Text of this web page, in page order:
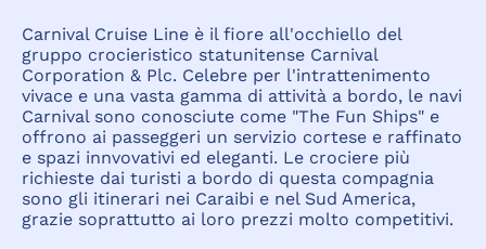
Carnival Cruise Line è il fiore all'occhiello del
gruppo crocieristico statunitense Carnival
Corporation & Plc. Celebre per l'intrattenimento
vivace e una vasta gamma di attività a bordo, le navi
Carnival sono conosciute come "The Fun Ships" e
offrono ai passeggeri un servizio cortese e raffinato
e spazi innvovativi ed eleganti. Le crociere più
richieste dai turisti a bordo di questa compagnia
sono gli itinerari nei Caraibi e nel Sud America,
grazie soprattutto ai loro prezzi molto competitivi.